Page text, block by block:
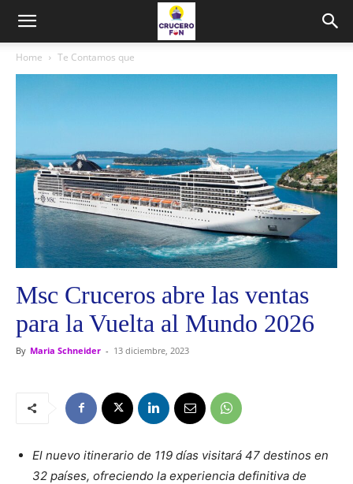
Home Te Contamos que
Msc Cruceros abre las ventas
para la Vuelta al Mundo 2026
By Maria Schneider - 13 diciembre, 2023
El nuevo itinerario de 119 días visitará 47 destinos en
32 países, ofreciendo la experiencia definitiva de